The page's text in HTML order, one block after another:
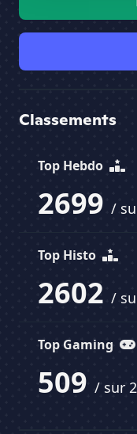
Classements
Top Hebdo
2699 /
Top Histo
2602 /
Top Gaming
509 / sur